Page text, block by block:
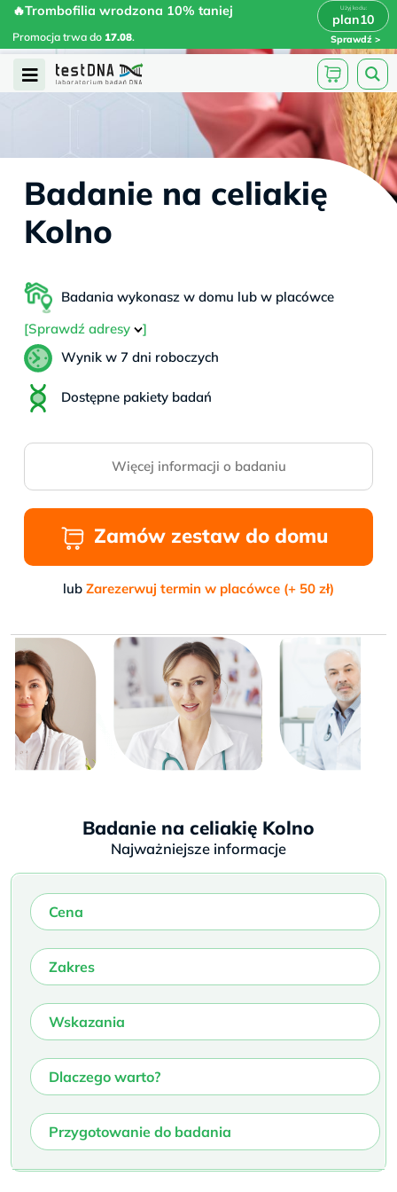
Skip
content
🔥Trombofilia wrodzona 10% taniej
Promocja trwa do 17.08.
plan10
Sprawdź
🔥Trombofilia wrodzona 10% taniej
plan10 x
Open
Badanie na celiakię
Kolno
Badania wykonasz w domu lub w placówce
[Sprawdź adresy
]
Wynik w 7 dni roboczych
Dostępne pakiety badań
Więcej informacji o badaniu
Zamów zestaw do domu
lub Zarezerwuj termin w placówce (+ 50 zł)
Badanie na celiakię Kolno
Najważniejsze informacje
Cena
Zakres
Wskazania
Dlaczego warto?
Przygotowanie do badania